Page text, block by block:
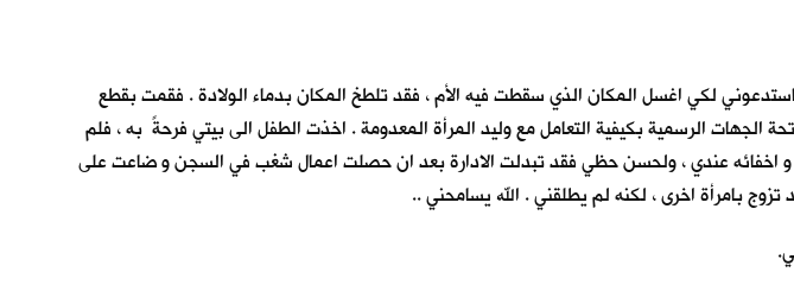
لكي اغسل المكان الذي سقطت فيه الأم ، فقد تلطخ المكان بدماء الولادة . فقمت بقطع
الرسمية بكيفية التعامل مع وليد المرأة المعدومة . اخذت الطفل الى بيتي فرحةً به ، فلم
و اخفائه عندي ، ولحسن حظي فقد تبدلت الادارة بعد ان حصلت اعمال شغب في السجن و ضاعت على
بامرأة اخرى ، لكنه لم يطلقني . الله يسامحني ..